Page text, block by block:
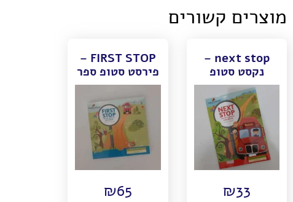
מוצרים קשורים
next stop –
נקסט סטופ
₪33
FIRST STOP –
פירסט סטופ ספר
₪65